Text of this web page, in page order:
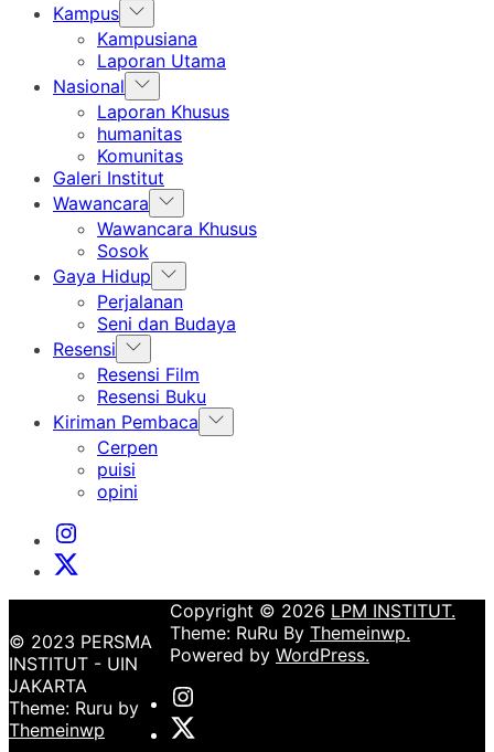
Kampus Show
sub
menu
Kampusiana
Laporan Utama
Nasional Show
sub
menu
Laporan Khusus
humanitas
Komunitas
Galeri Institut
Wawancara Show
sub
Wawancara Khusus
Sosok
Gaya Hidup Show
sub
menu
Perjalanan
Seni dan Budaya
Resensi Show
sub
menu
Resensi Film
Resensi Buku
Kiriman Pembaca Show
sub
Cerpen
puisi
opini
Instagram
Institut
X
© 2023 PERSMA
INSTITUT - UIN
JAKARTA
Theme: Ruru by
Themeinwp
Copyright © 2026 LPM INSTITUT.
Theme: RuRu By Themeinwp.
Powered by WordPress.
Instagram
Institut
X